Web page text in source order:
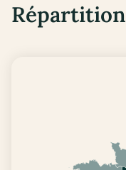
Répartition